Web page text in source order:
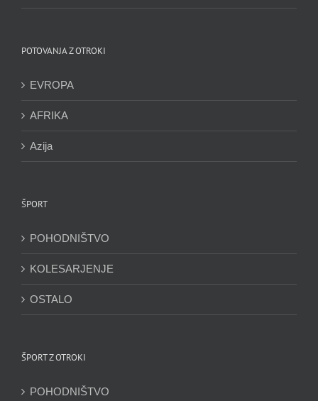
POTOVANJA Z OTROKI
EVROPA
AFRIKA
Azija
ŠPORT
POHODNIŠTVO
KOLESARJENJE
OSTALO
ŠPORT Z OTROKI
POHODNIŠTVO